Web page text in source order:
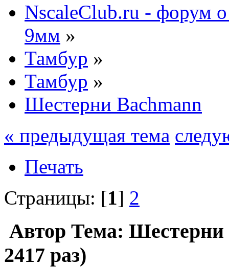
NscaleClub.ru - форум
9мм »
Тамбур »
Тамбур »
Шестерни Bachmann
« предыдущая тема
Печать
Страницы: [1] 2
Автор Тема: Шестерни
2417 раз)